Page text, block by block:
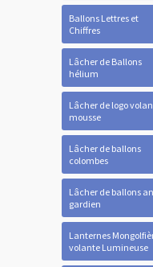
Ballons Lettres et
Chiffres
Lâcher de Ballons
hélium
Lâcher de logo
mousse
Lâcher de ballons
colombes
Lâcher de ballons
gardien
Lanternes
volante Lumineuse